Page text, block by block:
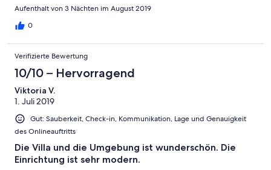
Aufenthalt von 3 Nächten im August 2019
0
Verifizierte Bewertung
10/10 – Hervorragend
Viktoria V.
1. Juli 2019
Gut: Sauberkeit, Check-in, Kommunikation, Lage und Genauigkeit
des Onlineauftritts
Die Villa und die Umgebung ist wunderschön. Die
Einrichtung ist sehr modern.